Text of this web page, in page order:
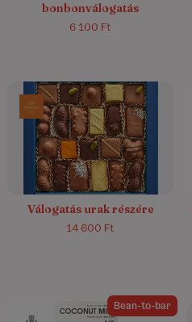
bonbonválogatás
6 100 Ft
Válogatás urak részére
14 600 Ft
Bean-to-bar